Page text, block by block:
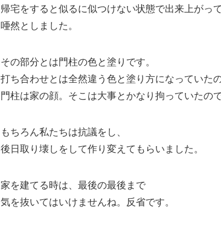
帰宅をすると似るに似つけない状態で出来上がっ
唖然としました。
その部分とは門柱の色と塗りです。
打ち合わせとは全然違う色と塗り方になっていたの
門柱は家の顔。そこは大事とかなり拘っていたの
もちろん私たちは抗議をし、
後日取り壊しをして作り変えてもらいました。
家を建てる時は、最後の最後まで
気を抜いてはいけませんね。反省です。